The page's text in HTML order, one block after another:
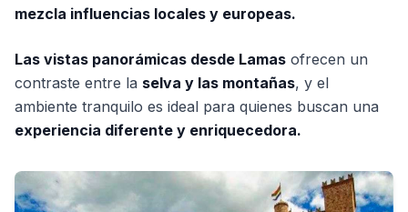
mezcla influencias locales y europeas.
Las vistas panorámicas desde Lamas ofrecen un
contraste entre la selva y las montañas, y el
ambiente tranquilo es ideal para quienes buscan una
experiencia diferente y enriquecedora.